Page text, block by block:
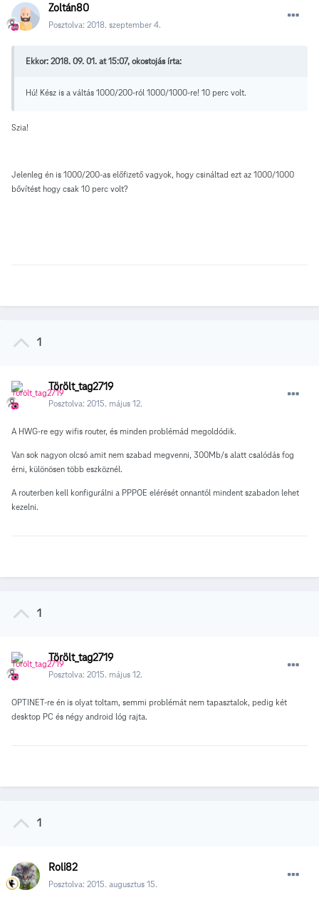
Zoltán80
Posztolva: 2018. szeptember 4.
Ekkor: 2018. 09. 01. at 15:07, okostojás írta:
Hú! Kész is a váltás 1000/200-ról 1000/1000-re! 10 perc volt.
Szia!
Jelenleg én is 1000/200-as előfizető vagyok, hogy csináltad ezt az 1000/1000
bővítést hogy csak 10 perc volt?
1
Törölt_tag2719
Posztolva: 2015. május 12.
A HWG-re egy wifis router, és minden problémád megoldódik.
Van sok nagyon olcsó amit nem szabad megvenni, 300Mb/s alatt csalódás fog
érni, különösen több eszköznél.
A routerben kell konfigurálni a PPPOE elérését onnantól mindent szabadon lehet
kezelni.
1
Törölt_tag2719
Posztolva: 2015. május 12.
OPTINET-re én is olyat toltam, semmi problémát nem tapasztalok, pedig két
desktop PC és négy android lóg rajta.
1
Roli82
Posztolva: 2015. augusztus 15.